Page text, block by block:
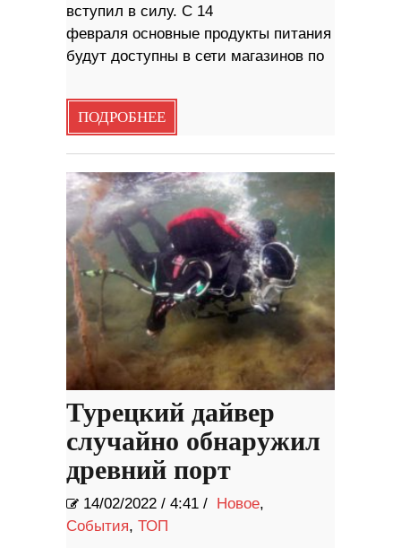
вступил в силу. С 14
февраля основные продукты питания
будут доступны в сети магазинов по
ПОДРОБНЕЕ
Турецкий дайвер
случайно обнаружил
древний порт
14/02/2022 / 4:41 / Новое,
События, ТОП